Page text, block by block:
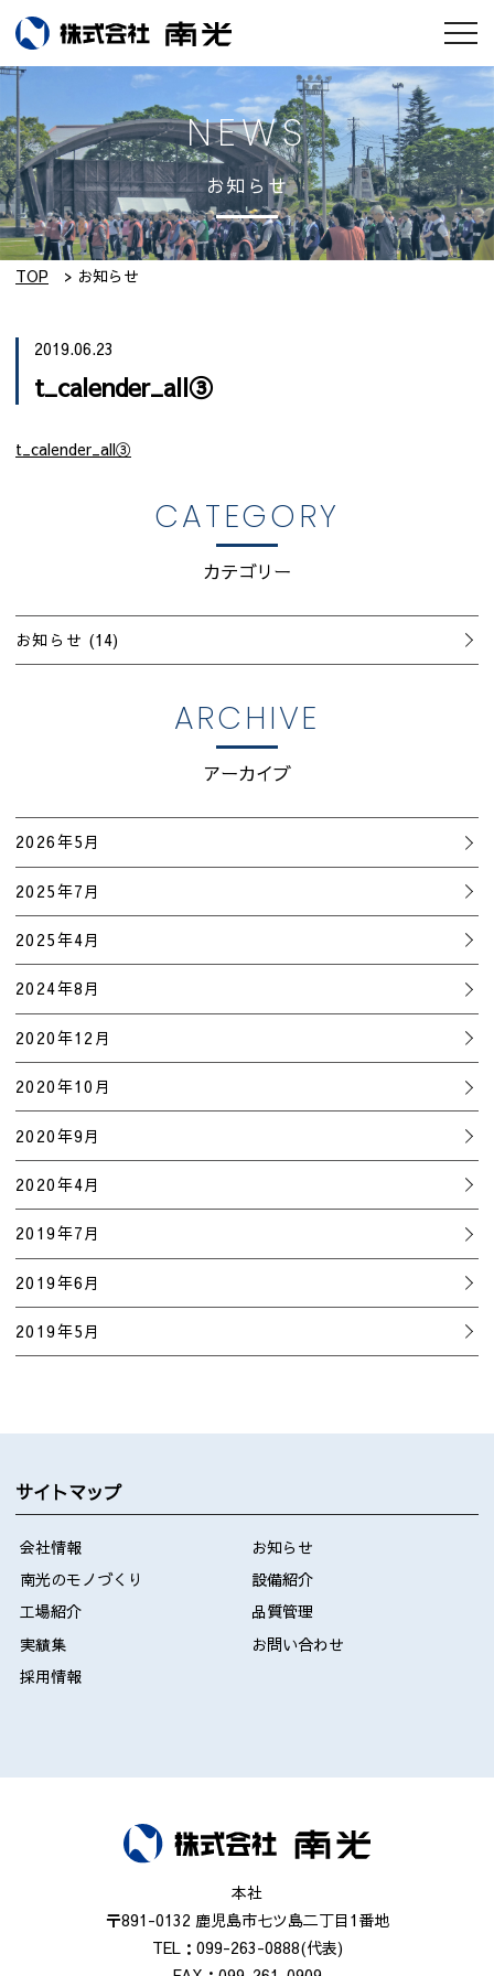
会社情報
南光のモノづくり
工場紹介
実績集
採用情報
設備紹介
NEWS
お知らせ
TOP お知らせ
2019.06.23
t_calender_all③
t_calender_all③
CATEGORY
カテゴリー
お知らせ (14)
ARCHIVE
アーカイブ
2026年5月
2025年7月
2025年4月
2024年8月
2020年12月
2020年10月
2020年9月
2020年4月
2019年7月
2019年6月
2019年5月
サイトマップ
会社情報
お知らせ
南光のモノづくり
設備紹介
工場紹介
品質管理
実績集
お問い合わせ
採用情報
本社
〒891-0132 鹿児島市七ツ島二丁目1番地
TEL：099-263-0888(代表)